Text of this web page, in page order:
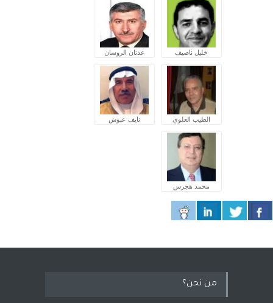
خليل ناصيف عدنان الروسان
الطيب العلوي نايف عبوش
محمد هجرس
من نحن؟